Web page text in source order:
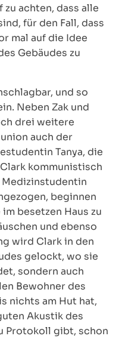
achten, dass alle
für den Fall, dass
mal auf die Idee
Gebäudes zu
und so
Neben Zak und
drei weitere
auch der
Tanya, die
kommunistisch
beginnen
besetzen Haus zu
und ebenso
wird Clark in den
gelockt, wo sie
sondern auch
Bewohner des
nichts am Hut hat,
Akustik des
Protokoll gibt, schon